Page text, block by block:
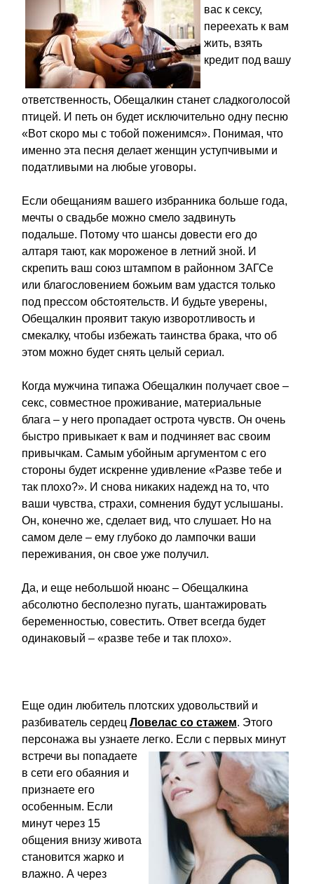
вас к сексу,
переехать к вам
жить, взять
кредит под вашу
ответственность, Обещалкин станет сладкоголосой
птицей. И петь он будет исключительно одну песню
«Вот скоро мы с тобой поженимся». Понимая, что
именно эта песня делает женщин уступчивыми и
податливыми на любые уговоры.
Если обещаниям вашего избранника больше года,
мечты о свадьбе можно смело задвинуть
подальше. Потому что шансы довести его до
алтаря тают, как мороженое в летний зной. И
скрепить ваш союз штампом в районном ЗАГСе
или благословением божьим вам удастся только
под прессом обстоятельств. И будьте уверены,
Обещалкин проявит такую изворотливость и
смекалку, чтобы избежать таинства брака, что об
этом можно будет снять целый сериал.
Когда мужчина типажа Обещалкин получает свое –
секс, совместное проживание, материальные
блага – у него пропадает острота чувств. Он очень
быстро привыкает к вам и подчиняет вас своим
привычкам. Самым убойным аргументом с его
стороны будет искренне удивление «Разве тебе и
так плохо?». И снова никаких надежд на то, что
ваши чувства, страхи, сомнения будут услышаны.
Он, конечно же, сделает вид, что слушает. Но на
самом деле – ему глубоко до лампочки ваши
переживания, он свое уже получил.
Да, и еще небольшой нюанс – Обещалкина
абсолютно бесполезно пугать, шантажировать
беременностью, совестить. Ответ всегда будет
одинаковый – «разве тебе и так плохо».
Еще один любитель плотских удовольствий и
разбиватель сердец Ловелас со стажем. Этого
персонажа вы узнаете легко. Если с первых минут
встречи вы попадаете
в сети его обаяния и
признаете его
особенным. Если
минут через 15
общения внизу живота
становится жарко и
влажно. А через